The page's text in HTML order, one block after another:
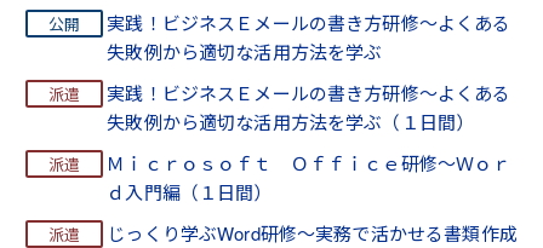
実践！ビジネスＥメールの書き方研修～よくある
失敗例から適切な活用方法を学ぶ
実践！ビジネスＥメールの書き方研修～よくある
失敗例から適切な活用方法を学ぶ（１日間）
Ｍｉｃｒｏｓｏｆｔ Ｏｆｆｉｃｅ研修～Ｗｏｒ
ｄ入門編（１日間）
じっくり学ぶWord研修～実務で活かせる書類作成